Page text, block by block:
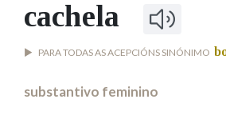
MARCIAL
CASA-
FIGURAS
HISTORIA
Facebook
TwitterYoutubeInstagramBluesky
BUSCAR NOS LEMAS
Comeza por
cachela
PARA TODAS AS ACEPCIÓNS SINÓNIMO
substantivo feminino